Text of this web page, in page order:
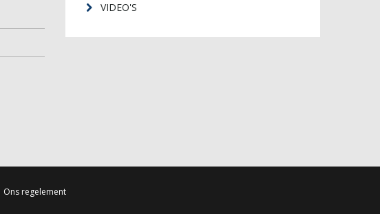
VIDEO'S
Ons regelement